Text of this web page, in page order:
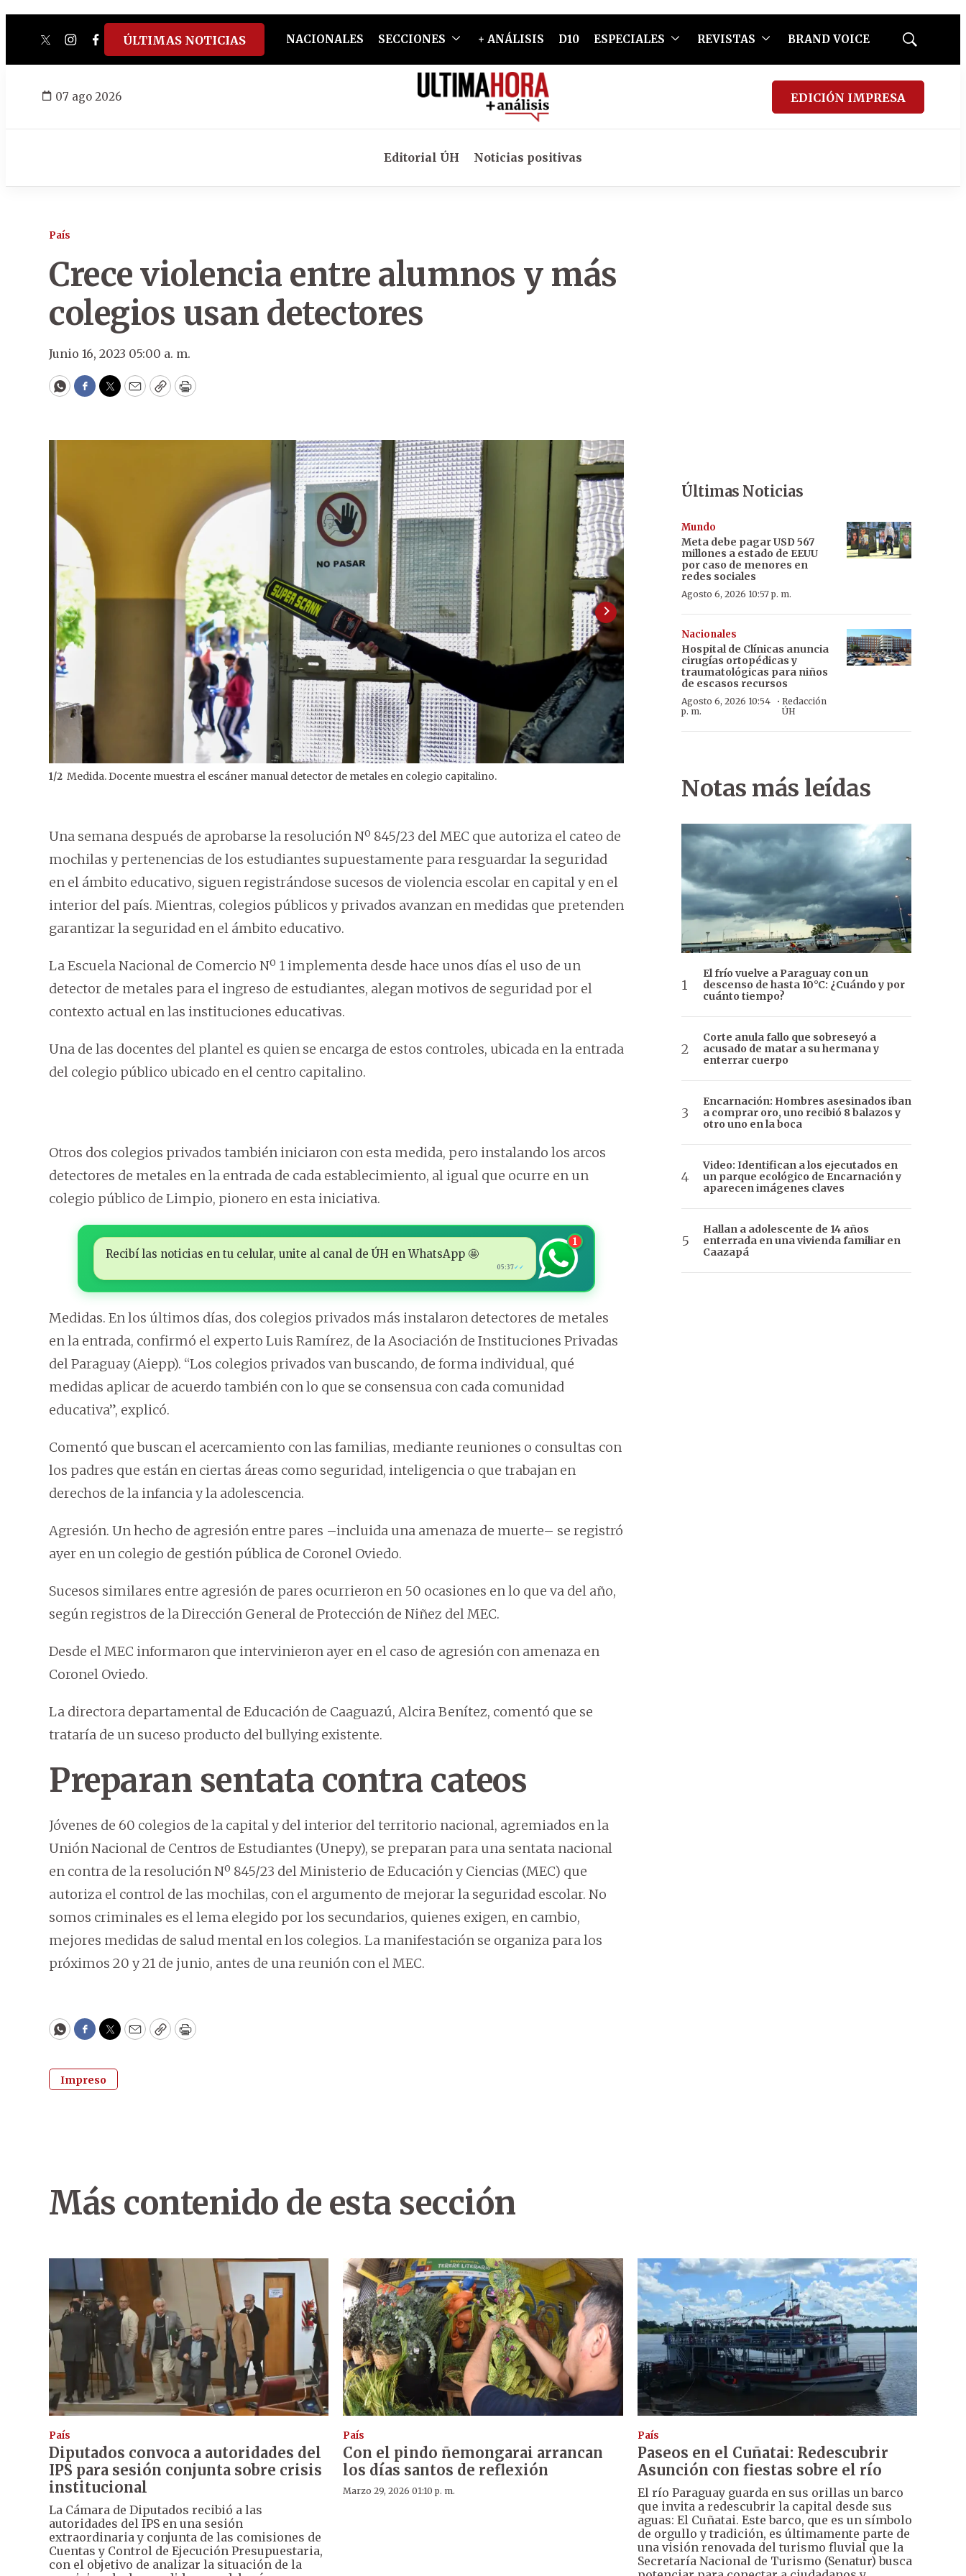
twitterinstagram
facebook
tiktokyoutube
spotify
ÚLTIMAS NOTICIAS NACIONALES SECCIONES + ANÁLISIS D10 ESPECIALES REVISTAS BRAND VOICE
Mostrar
07 ago 2026 EDICIÓN IMPRESA
Editorial ÚH Noticias positivas
País
Crece violencia entre alumnos y más
colegios usan detectores
Junio 16, 2023 05:00 a. m.
WhatsApp
Facebook
Twitter
EmailCopyPrint
1/2 Medida. Docente muestra el escáner manual detector de metales en colegio capitalino. Agresión. Estudiantes se pelean durante una puja con hechos
Una semana después de aprobarse la resolución Nº 845/23 del MEC que autoriza el cateo de
mochilas y pertenencias de los estudiantes supuestamente para resguardar la seguridad
en el ámbito educativo, siguen registrándose sucesos de violencia escolar en capital y en el
interior del país. Mientras, colegios públicos y privados avanzan en medidas que pretenden
garantizar la seguridad en el ámbito educativo.
La Escuela Nacional de Comercio Nº 1 implementa desde hace unos días el uso de un
detector de metales para el ingreso de estudiantes, alegan motivos de seguridad por el
contexto actual en las instituciones educativas.
Una de las docentes del plantel es quien se encarga de estos controles, ubicada en la entrada
del colegio público ubicado en el centro capitalino.
Otros dos colegios privados también iniciaron con esta medida, pero instalando los arcos
detectores de metales en la entrada de cada establecimiento, al igual que ocurre en un
colegio público de Limpio, pionero en esta iniciativa.
Recibí las noticias en tu celular, unite al canal de ÚH en WhatsApp 🤩
05:37✓✓
1
Medidas. En los últimos días, dos colegios privados más instalaron detectores de metales
en la entrada, confirmó el experto Luis Ramírez, de la Asociación de Instituciones Privadas
del Paraguay (Aiepp). “Los colegios privados van buscando, de forma individual, qué
medidas aplicar de acuerdo también con lo que se consensua con cada comunidad
educativa”, explicó.
Comentó que buscan el acercamiento con las familias, mediante reuniones o consultas con
los padres que están en ciertas áreas como seguridad, inteligencia o que trabajan en
derechos de la infancia y la adolescencia.
Agresión. Un hecho de agresión entre pares –incluida una amenaza de muerte– se registró
ayer en un colegio de gestión pública de Coronel Oviedo.
Sucesos similares entre agresión de pares ocurrieron en 50 ocasiones en lo que va del año,
según registros de la Dirección General de Protección de Niñez del MEC.
Desde el MEC informaron que intervinieron ayer en el caso de agresión con amenaza en
Coronel Oviedo.
La directora departamental de Educación de Caaguazú, Alcira Benítez, comentó que se
trataría de un suceso producto del bullying existente.
Preparan sentata contra cateos
Jóvenes de 60 colegios de la capital y del interior del territorio nacional, agremiados en la
Unión Nacional de Centros de Estudiantes (Unepy), se preparan para una sentata nacional
en contra de la resolución Nº 845/23 del Ministerio de Educación y Ciencias (MEC) que
autoriza el control de las mochilas, con el argumento de mejorar la seguridad escolar. No
somos criminales es el lema elegido por los secundarios, quienes exigen, en cambio,
mejores medidas de salud mental en los colegios. La manifestación se organiza para los
próximos 20 y 21 de junio, antes de una reunión con el MEC.
WhatsApp
Facebook
Twitter
EmailCopyPrint
Impreso
Últimas Noticias
Mundo
Meta debe pagar USD 567
millones a estado de EEUU
por caso de menores en
redes sociales
Agosto 6, 2026 10:57 p. m.
Nacionales
Hospital de Clínicas anuncia
cirugías ortopédicas y
traumatológicas para niños
de escasos recursos
Agosto 6, 2026 10:54
p. m.
· Redacción
ÚH
Notas más leídas
El frío vuelve a Paraguay con un
descenso de hasta 10°C: ¿Cuándo y por
cuánto tiempo?
Corte anula fallo que sobreseyó a
acusado de matar a su hermana y
enterrar cuerpo
Encarnación: Hombres asesinados iban
a comprar oro, uno recibió 8 balazos y
otro uno en la boca
Video: Identifican a los ejecutados en
un parque ecológico de Encarnación y
aparecen imágenes claves
Hallan a adolescente de 14 años
enterrada en una vivienda familiar en
Caazapá
Más contenido de esta sección
País
Diputados convoca a autoridades del
IPS para sesión conjunta sobre crisis
institucional
La Cámara de Diputados recibió a las
autoridades del IPS en una sesión
extraordinaria y conjunta de las comisiones de
Cuentas y Control de Ejecución Presupuestaria,
con el objetivo de analizar la situación de la
País
Con el pindo ñemongarai arrancan
los días santos de reflexión
Marzo 29, 2026 01:10 p. m.
País
Paseos en el Cuñatai: Redescubrir
Asunción con fiestas sobre el río
El río Paraguay guarda en sus orillas un barco
que invita a redescubrir la capital desde sus
aguas: El Cuñatai. Este barco, que es un símbolo
de orgullo y tradición, es últimamente parte de
una visión renovada del turismo fluvial que la
Secretaría Nacional de Turismo (Senatur) busca